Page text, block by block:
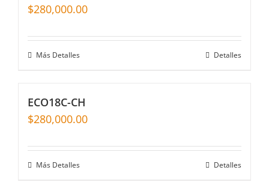
$280,000.00
Más Detalles Detalles
ECO18C-CH
$280,000.00
Más Detalles Detalles